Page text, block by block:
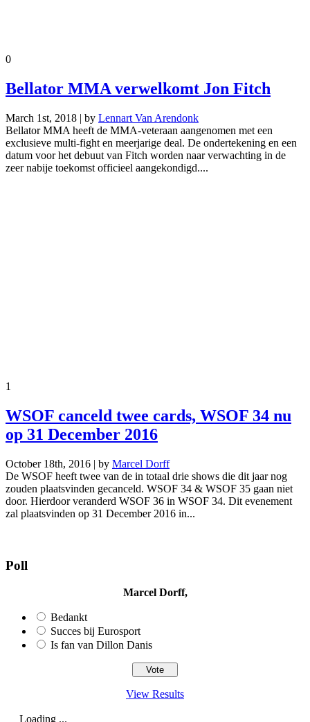
0
Bellator MMA verwelkomt Jon Fitch
March 1st, 2018 | by Lennart Van Arendonk
Bellator MMA heeft de MMA-veteraan aangenomen met een
exclusieve multi-fight en meerjarige deal. De ondertekening en een
datum voor het debuut van Fitch worden naar verwachting in de
zeer nabije toekomst officieel aangekondigd....
1
WSOF canceld twee cards, WSOF 34 nu
op 31 December 2016
October 18th, 2016 | by Marcel Dorff
De WSOF heeft twee van de in totaal drie shows die dit jaar nog
zouden plaatsvinden gecanceld. WSOF 34 & WSOF 35 gaan niet
door. Hierdoor veranderd WSOF 36 in WSOF 34. Dit evenement
zal plaatsvinden op 31 December 2016 in...
Poll
Marcel Dorff,
Bedankt
Succes bij Eurosport
Is fan van Dillon Danis
View Results
Loading ...